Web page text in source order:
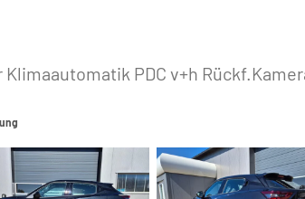
Klimaautomatik PDC v+h